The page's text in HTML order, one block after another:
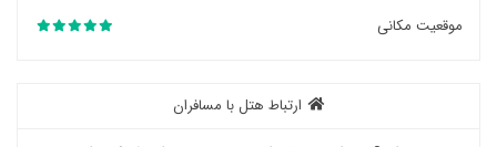
موقعیت مکانی
ارتباط هتل با مسافران